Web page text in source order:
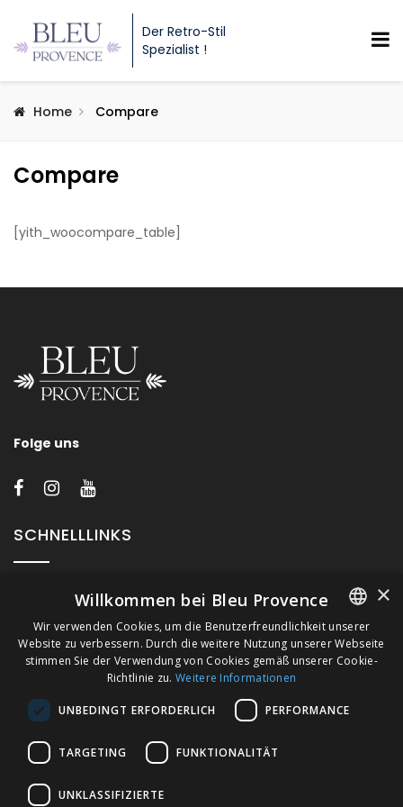
Der Retro-Stil
Spezialist !
Home Compare
Compare
[yith_woocompare_table]
Folge uns
SCHNELLLINKS
Über Bleu Provence
Impressum
Geschäftsbedingungen
Kontaktieren Sie uns
Besuchen Sie unseren Showroom
FRENCH
GERMAN
×
Willkommen bei Bleu Provence
Wir verwenden Cookies, um die Benutzerfreundlichkeit unserer
Website zu verbessern. Durch die weitere Nutzung unserer Webseite
stimmen Sie der Verwendung von Cookies gemäß unserer Cookie-
Richtlinie zu. Weitere Informationen
UNBEDINGT ERFORDERLICH PERFORMANCE
TARGETING FUNKTIONALITÄT
UNKLASSIFIZIERTE